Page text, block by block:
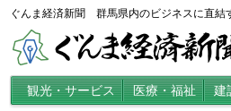
ぐんま経済新聞 群馬県内のビジネスに直結
観光・サービス 医療・福祉 建